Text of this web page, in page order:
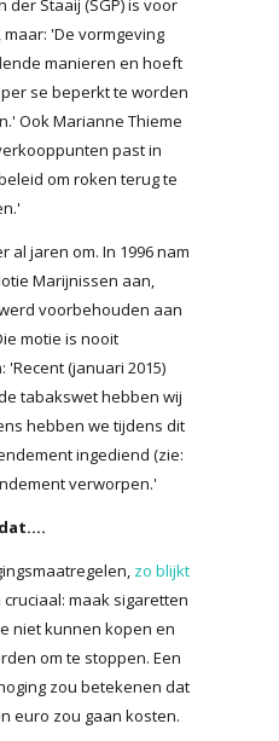
Staaij (SGP) is voor
'De vormgeving
manieren en hoeft
se beperkt te worden
Ook Marianne Thieme
past in
om roken terug te
al jaren om. In 1996 nam
Marijnissen aan,
voorbehouden aan
motie is nooit
(januari 2015)
tabakswet hebben wij
hebben we tijdens dit
ingediend (zie:
verworpen.'
zo blijkt
cruciaal: maak sigaretten
niet kunnen kopen en
om te stoppen. Een
zou betekenen dat
euro zou gaan kosten.